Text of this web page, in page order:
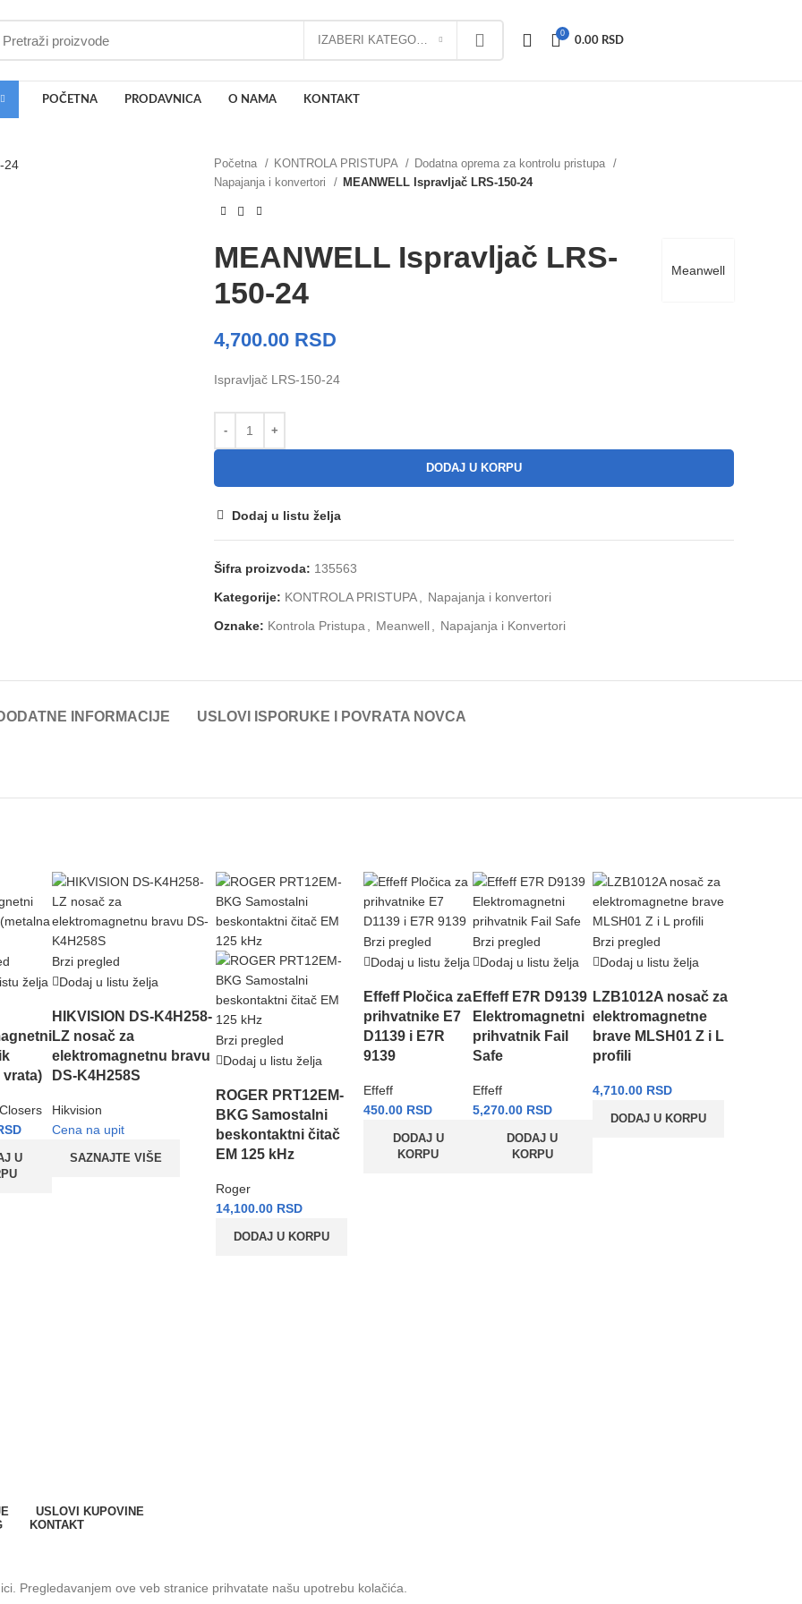
IZABERI KATEGORIJU 0
0.00 RSD
POČETNA PRODAVNICA O NAMA KONTAKT
Početna KONTROLA PRISTUPA
Dodatna oprema za kontrolu pristupa
Napajanja i konvertori
MEANWELL Ispravljač LRS-150-24
Meanwell
MEANWELL Ispravljač LRS-
150-24
4,700.00 RSD
Ispravljač LRS-150-24
DODAJ U KORPU
Dodaj u listu želja
Šifra proizvoda: 135563
Kategorije: KONTROLA PRISTUPA
Napajanja i konvertori
Oznake: Kontrola Pristupa Meanwell Napajanja i Konvertori
INFORMACIJE USLOVI ISPORUKE I POVRATA NOVCA
želja
vrata)
U
Brzi pregled
Dodaj u listu želja
HIKVISION DS-K4H258-
LZ nosač za
elektromagnetnu bravu
DS-K4H258S
Hikvision
Cena na upit
SAZNAJTE VIŠE
Brzi pregled
Dodaj u listu želja
ROGER PRT12EM-
BKG Samostalni
beskontaktni čitač
EM 125 kHz
Roger
14,100.00 RSD
DODAJ U KORPU
Brzi pregled
Dodaj u listu želja
Effeff Pločica za
prihvatnike E7
D1139 i E7R
9139
Effeff
450.00 RSD
DODAJ U
KORPU
Brzi pregled
Dodaj u listu želja
Effeff E7R D9139
Elektromagnetni
prihvatnik Fail
Safe
Effeff
5,270.00 RSD
DODAJ U
KORPU
Brzi pregled
Dodaj u listu želja
LZB1012A nosač za
elektromagnetne
brave MLSH01 Z i L
profili
4,710.00 RSD
DODAJ U KORPU
USLOVI KUPOVINE
KONTAKT
Pregledavanjem ove veb stranice prihvatate našu upotrebu kolačića.